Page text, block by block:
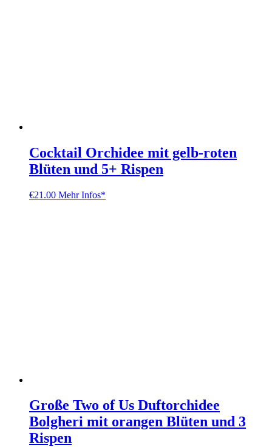
Cocktail Orchidee mit gelb-roten
Blüten und 5+ Rispen
€21.00 Mehr Infos*
Große Two of Us Duftorchidee
Bolgheri mit orangen Blüten und 3
Rispen